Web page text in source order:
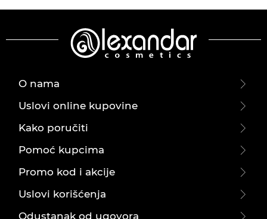
O nama
Uslovi online kupovine
Kako poručiti
Pomoć kupcima
Promo kod i akcije
Uslovi korišćenja
Odustanak od ugovora